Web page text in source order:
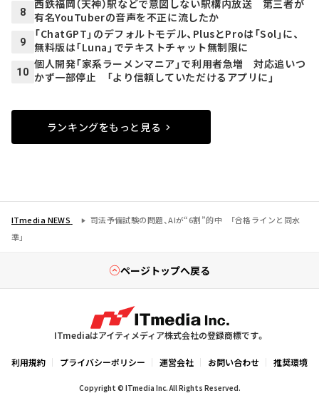
8
西鉄福岡（天神）駅などで意図しない駅構内放送 第三者が
有名YouTuberの音声を不正に流したか
9
「ChatGPT」のデフォルトモデル、PlusとProは「Sol」に、
無料版は「Luna」でテキストチャット無制限に
10
個人開発「家系ラーメンマニア」で利用者急増 対応追いつ
かず一部停止 「より信頼していただけるアプリに」
ランキングをもっと見る
ITmedia NEWS
司法予備試験の問題、AIが“6割”的中 「合格ラインと同水
準」
ページトップへ戻る
ITmediaはアイティメディア株式会社の登録商標です。
利用規約 プライバシーポリシー 運営会社 お問い合わせ 推奨環境
Copyright © ITmedia Inc. All Rights Reserved.